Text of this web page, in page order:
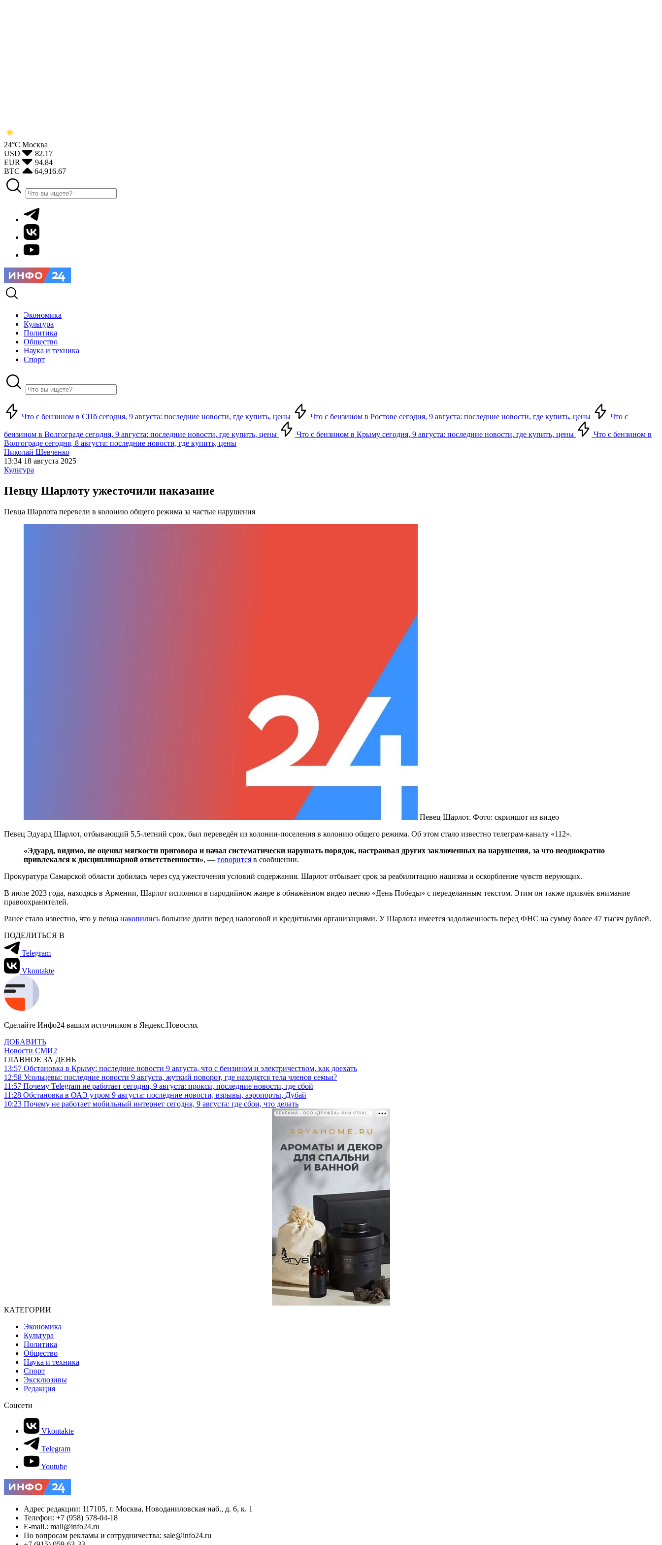
24°С Москва
USD
82.17
EUR
94.84
BTC
64,916.67
Экономика
Культура
Политика
Общество
Наука и техника
Спорт
Что с бензином в СПб сегодня, 9 августа: последние новости, где купить, цены Что с бензином в Ростове сегодня, 9 августа: последние новости, где купить, цены Что с
бензином в Волгограде сегодня, 9 августа: последние новости, где купить, цены Что с бензином в Крыму сегодня, 9 августа: последние новости, где купить, цены
Что с бензином в
Волгограде сегодня, 8 августа: последние новости, где купить, цены
Николай Шевченко
13:34 18 августа 2025
Культура
Певцу Шарлоту ужесточили наказание
Певца Шарлота перевели в колонию общего режима за частые нарушения
Певец Шарлот. Фото: скриншот из видео
Певец Эдуард Шарлот, отбывающий 5,5-летний срок, был переведён из колонии-поселения в колонию общего режима. Об этом стало известно телеграм-каналу «112».
«Эдуард, видимо, не оценил мягкости приговора и начал систематически нарушать порядок, настраивал других заключенных на нарушения, за что неоднократно
привлекался к дисциплинарной ответственности», — говорится в сообщении.
Прокуратура Самарской области добилась через суд ужесточения условий содержания. Шарлот отбывает срок за реабилитацию нацизма и оскорбление чувств верующих.
В июле 2023 года, находясь в Армении, Шарлот исполнил в пародийном жанре в обнажённом видео песню «День Победы» с переделанным текстом. Этим он также привлёк внимание
правоохранителей.
Ранее стало известно, что у певца накопились большие долги перед налоговой и кредитными организациями. У Шарлота имеется задолженность перед ФНС на сумму более 47 тысяч рублей.
ПОДЕЛИТЬСЯ В
Telegram
Vkontakte
Сделайте Инфо24 вашим источником в Яндекс.Новостях
ДОБАВИТЬ
Новости СМИ2
ГЛАВНОЕ ЗА ДЕНЬ
13:57 Обстановка в Крыму: последние новости 9 августа, что с бензином и электричеством, как доехать
12:58 Усольцевы: последние новости 9 августа, жуткий поворот, где находятся тела членов семьи?
11:57 Почему Telegram не работает сегодня, 9 августа: прокси, последние новости, где сбой
11:28 Обстановка в ОАЭ утром 9 августа: последние новости, взрывы, аэропорты, Дубай
10:23 Почему не работает мобильный интернет сегодня, 9 августа: где сбои, что делать
РЕКЛАМА • ООО «ДРУЖБА» ИНН 9704146411
КАТЕГОРИИ
Экономика
Культура
Политика
Общество
Наука и техника
Спорт
Эксклюзивы
Редакция
Соцсети
Vkontakte
Telegram
Youtube
Адрес редакции: 117105, г. Москва, Новоданиловская наб., д. 6, к. 1
Телефон: +7 (958) 578-04-18
E-mail.: mail@info24.ru
По вопросам рекламы и сотрудничества: sale@info24.ru